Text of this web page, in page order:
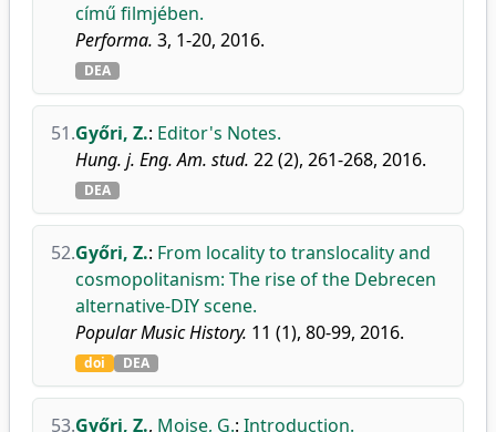
című filmjében.
Performa. 3, 1-20, 2016.
DEA
51.Győri, Z.: Editor's Notes.
Hung. j. Eng. Am. stud. 22 (2), 261-268, 2016.
DEA
52.Győri, Z.: From locality to translocality and
cosmopolitanism: The rise of the Debrecen
alternative-DIY scene.
Popular Music History. 11 (1), 80-99, 2016.
doi DEA
53.Győri, Z., Moise, G.: Introduction.